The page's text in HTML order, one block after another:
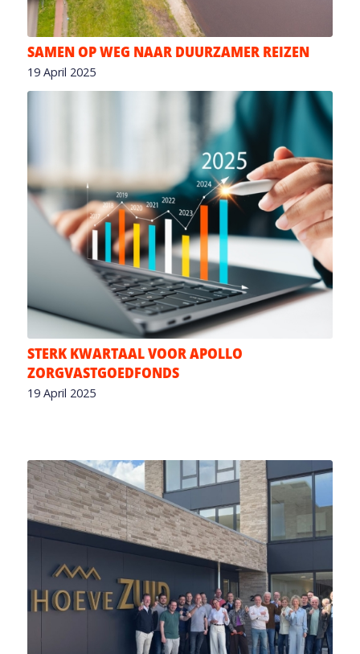
SAMEN OP WEG NAAR DUURZAMER REIZEN
19 April 2025
STERK KWARTAAL VOOR APOLLO
ZORGVASTGOEDFONDS
19 April 2025